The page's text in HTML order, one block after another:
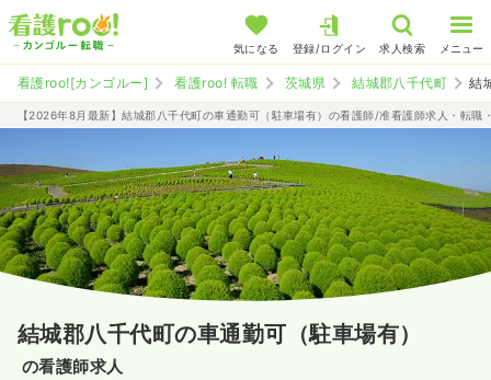
気になる 登録/ログイン 求人検索 メニュー
看護roo![カンゴルー] 看護roo! 転職 茨城県 結城郡八千代町 結
【2026年8月最新】結城郡八千代町の車通勤可（駐車場有）の看護師/准看護師求人・転職
結城郡八千代町の車通勤可（駐車場有）
の看護師求人